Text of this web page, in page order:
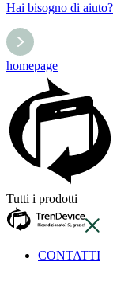
Hai bisogno di
homepage
Tutti i prodotti
CONTATTI